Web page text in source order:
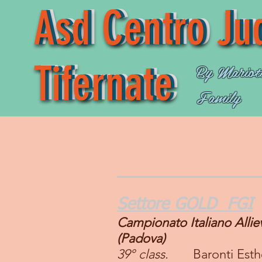
Asd Centro
Tifernate
By
Family
Asd Centro
Tifernate
Asd Centro
Tifernate
Settore GOLD FGI
Campionato Italiano
(Padova)
39° class. Baronti